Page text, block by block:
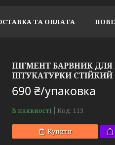
ТА ОПЛАТА
ПІГМЕНТ БАРВНИК
ШТУКАТУРКИ СТІЙКИЙ
690 ₴/упаковка
В наявності Код: 113
Купити